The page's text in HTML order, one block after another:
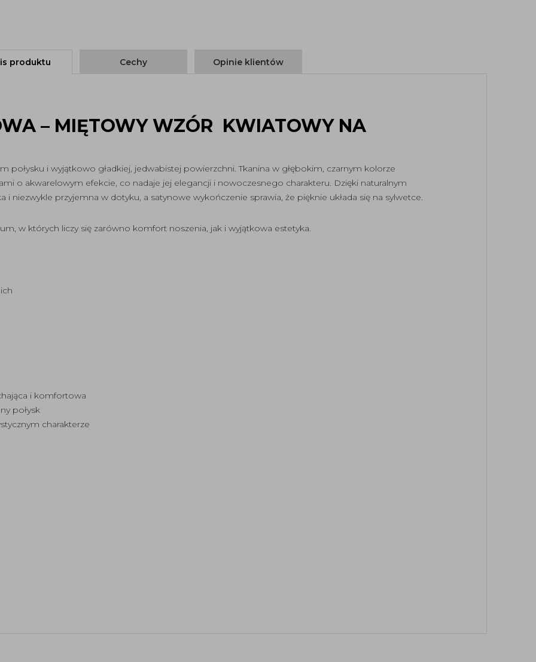
produktu Cechy Opinie klientów
– MIĘTOWY WZÓR KWIATOWY NA
połysku i wyjątkowo gładkiej, jedwabistej powierzchni. Tkanina w głębokim, czarnym kolorze
o akwarelowym efekcie, co nadaje jej elegancji i nowoczesnego charakteru. Dzięki naturalnym
i niezwykle przyjemna w dotyku, a satynowe wykończenie sprawia, że pięknie układa się na sylwetce.
w których liczy się zarówno komfort noszenia, jak i wyjątkowa estetyka.
i komfortowa
połysk
charakterze